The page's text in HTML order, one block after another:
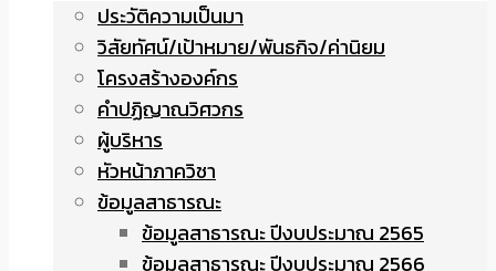
ประวัติความเป็นมา
วิสัยทัศน์/เป้าหมาย/พันธกิจ/ค่านิยม
โครงสร้างองค์กร
คำปฏิญาณวิศวกร
ผู้บริหาร
หัวหน้าภาควิชา
ข้อมูลสาธารณะ
ข้อมูลสาธารณะ ปีงบประมาณ 2565
ข้อมูลสาธารณะ ปีงบประมาณ 2566